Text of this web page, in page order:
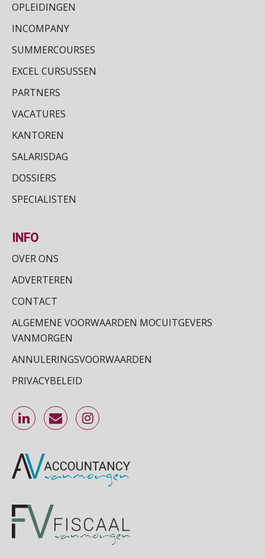
OPLEIDINGEN
INCOMPANY
SUMMERCOURSES
EXCEL CURSUSSEN
PARTNERS
VACATURES
KANTOREN
SALARISDAG
DOSSIERS
SPECIALISTEN
INFO
OVER ONS
ADVERTEREN
CONTACT
ALGEMENE VOORWAARDEN MOCUITGEVERS
VANMORGEN
ANNULERINGSVOORWAARDEN
PRIVACYBELEID